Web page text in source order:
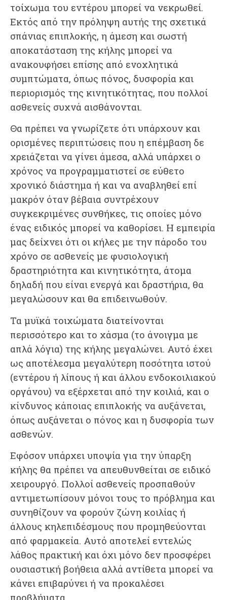
τοίχωμα του εντέρου μπορεί να νεκρωθεί.
Εκτός από την πρόληψη αυτής της σχετικά
σπάνιας επιπλοκής, η άμεση και σωστή
αποκατάσταση της κήλης μπορεί να
ανακουφήσει επίσης από ενοχλητικά
συμπτώματα, όπως πόνος, δυσφορία και
περιορισμός της κινητικότητας, που πολλοί
ασθενείς συχνά αισθάνονται.
Θα πρέπει να γνωρίζετε ότι υπάρχουν και
ορισμένες περιπτώσεις που η επέμβαση δε
χρειάζεται να γίνει άμεσα, αλλά υπάρχει ο
χρόνος να προγραμματιστεί σε εύθετο
χρονικό διάστημα ή και να αναβληθεί επί
μακρόν όταν βέβαια συντρέχουν
συγκεκριμένες συνθήκες, τις οποίες μόνο
ένας ειδικός μπορεί να καθορίσει. Η εμπειρία
μας δείχνει ότι οι κήλες με την πάροδο του
χρόνο σε ασθενείς με φυσιολογική
δραστηριότητα και κινητικότητα, άτομα
δηλαδή που είναι ενεργά και δραστήρια, θα
μεγαλώσουν και θα επιδεινωθούν.
Τα μυϊκά τοιχώματα διατείνονται
περισσότερο και το χάσμα (το άνοιγμα με
απλά λόγια) της κήλης μεγαλώνει. Αυτό έχει
ως αποτέλεσμα μεγαλύτερη ποσότητα ιστού
(εντέρου ή λίπους ή και άλλου ενδοκοιλιακού
οργάνου) να εξέρχεται από την κοιλιά, και ο
κίνδυνος κάποιας επιπλοκής να αυξάνεται,
όπως αυξάνεται ο πόνος και η δυσφορία των
ασθενών.
Εφόσον υπάρχει υποψία για την ύπαρξη
κήλης θα πρέπει να απευθυνθείται σε ειδικό
χειρουργό. Πολλοί ασθενείς προσπαθούν
αντιμετωπίσουν μόνοι τους το πρόβλημα και
συνηθίζουν να φορούν ζώνη κοιλίας ή
άλλους κηλεπιδέσμους που προμηθεύονται
από φαρμακεία. Αυτό αποτελεί εντελώς
λάθος πρακτική και όχι μόνο δεν προσφέρει
ουσιαστική βοήθεια αλλά αντίθετα μπορεί να
κάνει επιβαρύνει ή να προκαλέσει
προβλήματα.